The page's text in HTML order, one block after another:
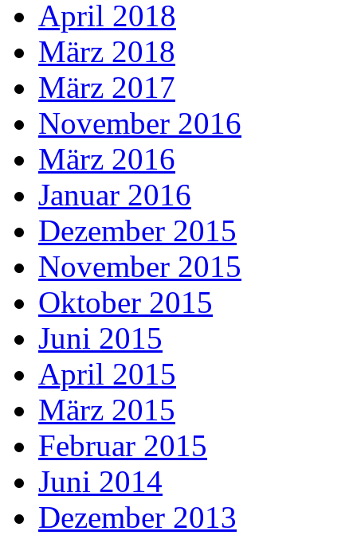
April 2018
März 2018
März 2017
November 2016
März 2016
Januar 2016
Dezember 2015
November 2015
Oktober 2015
Juni 2015
April 2015
März 2015
Februar 2015
Juni 2014
Dezember 2013